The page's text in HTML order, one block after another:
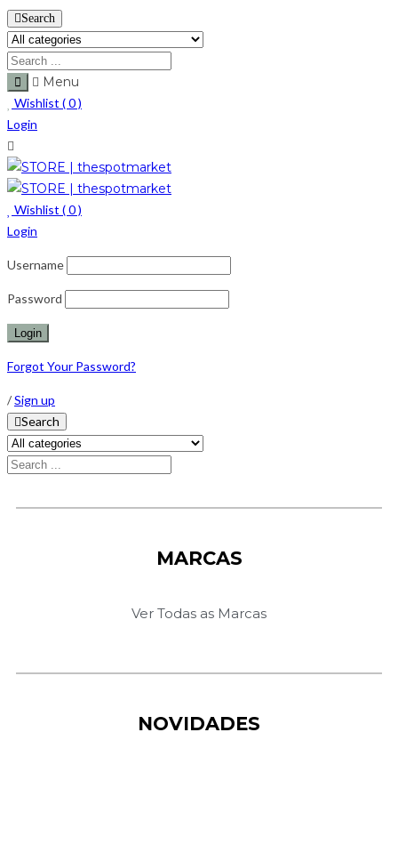
Search
Menu
Wishlist (0)
Login
Wishlist (0)
Login
Username
Password
Forgot Your Password?
/Sign up
Search
MARCAS
Ver Todas as Marcas
NOVIDADES